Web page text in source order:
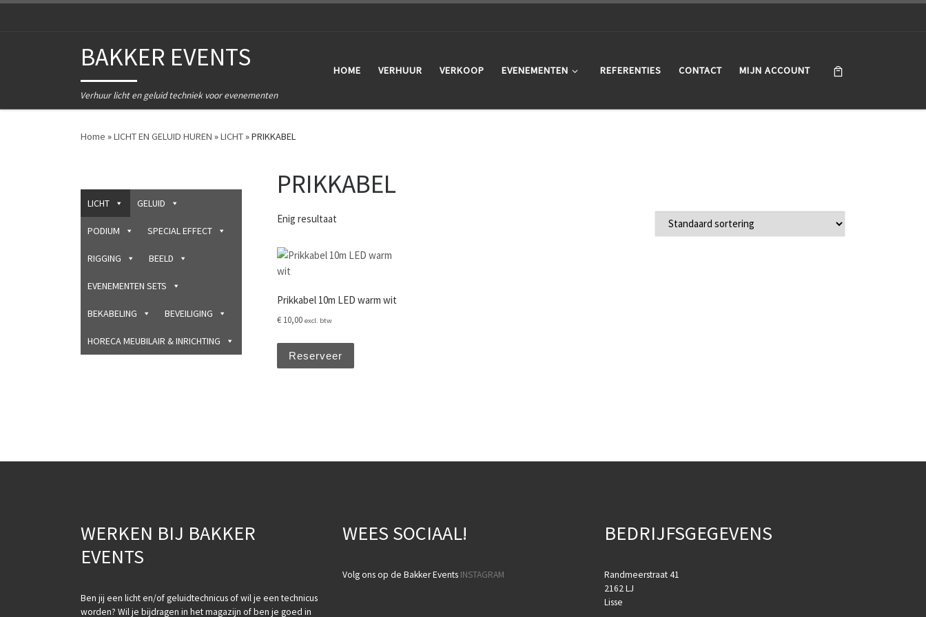
BAKKER EVENTS
Verhuur licht en geluid techniek voor evenementen
HOME VERHUUR VERKOOP EVENEMENTEN REFERENTIES CONTACT MIJN ACCOUNT
Home »LICHT EN GELUID HUREN »LICHT»PRIKKABEL
PRIKKABEL
Enig resultaat
Prikkabel 10m LED warm wit
€ 10,00 excl. btw
Reserveer
LICHT GELUID
PODIUM SPECIAL EFFECT
RIGGING BEELD
EVENEMENTEN SETS
BEKABELING BEVEILIGING
HORECA MEUBILAIR & INRICHTING
WERKEN BIJ BAKKER
EVENTS
Ben jij een licht en/of geluidtechnicus of wil je een technicus
worden? Wil je bijdragen in het magazijn of ben je goed in
WEES SOCIAAL!
Volg ons op de Bakker Events INSTAGRAM
BEDRIJFSGEGEVENS
Randmeerstraat 41
2162 LJ
Lisse